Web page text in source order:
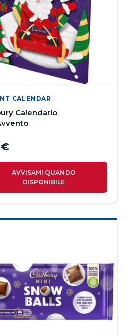
CALENDAR
Calendario
€
AVVISAMI QUANDO
DISPONIBILE